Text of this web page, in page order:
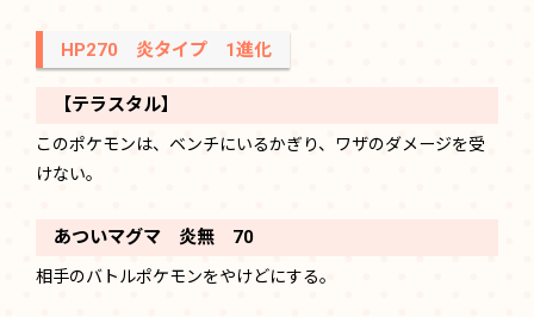
HP270 炎タイプ 1進化
【テラスタル】
このポケモンは、ベンチにいるかぎり、ワザのダメージを受
けない。
あついマグマ 炎無 70
相手のバトルポケモンをやけどにする。